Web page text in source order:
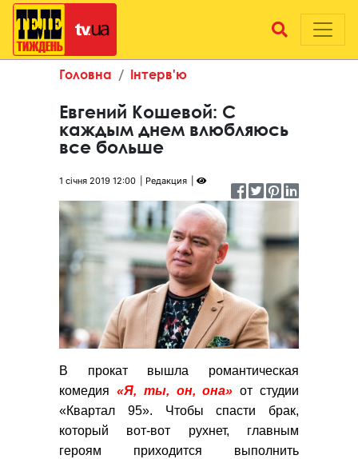
Головна Інтерв'ю
Евгений Кошевой: С
каждым днем влюбляюсь
все больше
1 січня 2019 12:00 Редакция
В прокат вышла романтическая
комедия «Я, ты, он, она» от студии
«Квартал 95». Чтобы спасти брак,
который вот-вот рухнет, главным
героям приходится выполнить